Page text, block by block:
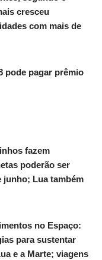
cresceu
com mais de
pode pagar prêmio
fazem
poderão ser
Lua também
no Espaço:
para sustentar
e a Marte; viagens